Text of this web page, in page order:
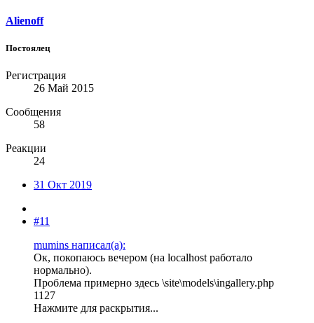
Alienoff
Постоялец
Регистрация
26 Май 2015
Сообщения
58
Реакции
24
31 Окт 2019
#11
mumins написал(а):
Ок, покопаюсь вечером (на localhost работало
нормально).
Проблема примерно здесь \site\models\ingallery.php
1127
Нажмите для раскрытия...